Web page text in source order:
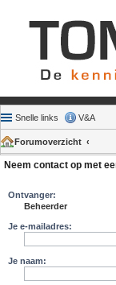
Snelle links V&A
Forumoverzicht
Neem contact op met
Ontvanger:
Beheerder
Je e-mailadres:
Je naam: